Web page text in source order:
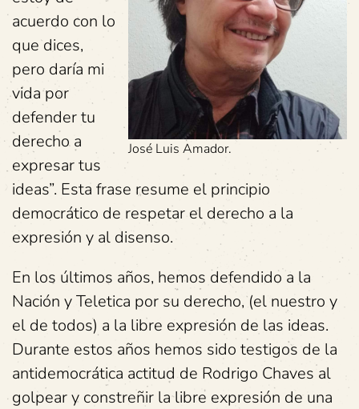
José Luis Amador.
acuerdo con lo
que dices,
pero daría mi
vida por
defender tu
derecho a
expresar tus
ideas”. Esta frase resume el principio
democrático de respetar el derecho a la
expresión y al disenso.
En los últimos años, hemos defendido a la
Nación y Teletica por su derecho, (el nuestro y
el de todos) a la libre expresión de las ideas.
Durante estos años hemos sido testigos de la
antidemocrática actitud de Rodrigo Chaves al
golpear y constreñir la libre expresión de una